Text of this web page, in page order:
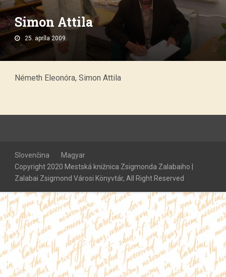
Simon Attila
25. apríla 2009.
Németh Eleonóra, Simon Attila
Slovenčina
Magyar
Copyright 2020 Mestská knižnica Zsigmonda Zalabaiho |
Zalabai Zsigmond Városi Könyvtár, All Right Reserved